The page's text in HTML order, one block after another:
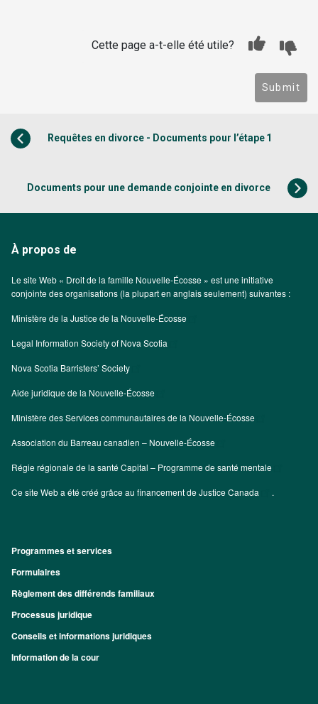
Cette page a-t-elle été utile?
Submit
Requêtes en divorce - Documents pour l’étape 1
Documents pour une demande conjointe en divorce
À propos de
Le site Web « Droit de la famille Nouvelle-Écosse » est une initiative
conjointe des organisations (la plupart en anglais seulement) suivantes :
Ministère de la Justice de la Nouvelle-Écosse
Legal Information Society of Nova Scotia
Nova Scotia Barristers’ Society
Aide juridique de la Nouvelle-Écosse
Ministère des Services communautaires de la Nouvelle-Écosse
Association du Barreau canadien – Nouvelle-Écosse
Régie régionale de la santé Capital – Programme de santé mentale
Ce site Web a été créé grâce au financement deJustice Canada .
Footer
Programmes et services
Formulaires
Règlement des différends familiaux
Processus juridique
Conseils et informations juridiques
Information de la cour